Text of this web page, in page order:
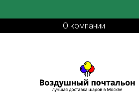
О компании